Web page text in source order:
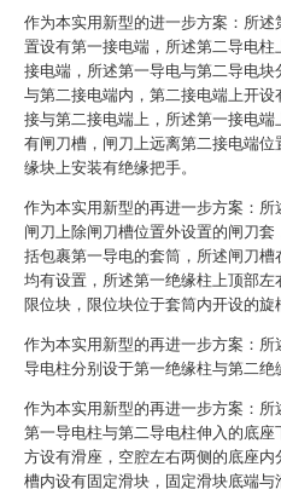
作为本实用新型的进一步方案：所述
置设有第一接电端，所述第二导电柱
接电端，所述第一导电与第二导电块
与第二接电端内，第二接电端上开设
接与第二接电端上，所述第一接电端
有闸刀槽，闸刀上远离第二接电端位
缘块上安装有绝缘把手。
作为本实用新型的再进一步方案：所
闸刀上除闸刀槽位置外设置的闸刀
括包裹第一导电的套筒，所述闸刀槽
均有设置，所述第一绝缘柱上顶部左
限位块，限位块位于套筒内开设的旋
作为本实用新型的再进一步方案：所
导电柱分别设于第一绝缘柱与第二绝
作为本实用新型的再进一步方案：所
第一导电柱与第二导电柱伸入的底座
方设有滑座，空腔左右两侧的底座内
槽内设有固定滑块，固定滑块底端与